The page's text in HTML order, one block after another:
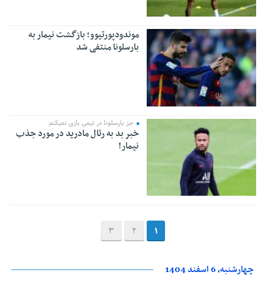
موندودپورتیوو؛ بازگشت نیمار به
بارسلونا منتفی شد
جز بارسلونا در تیمی بازی نمیکنم:
خبر بد به رئال مادرید در مورد جذب
نیمار!
1
2
3
چهارشنبه، 6 اسفند 1404